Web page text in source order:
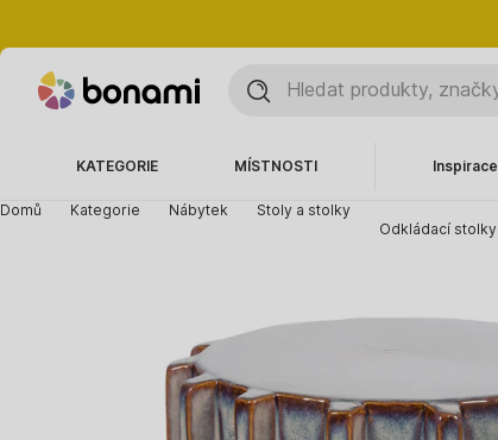
KATEGORIE MÍSTNOSTI Inspirace
Domů Kategorie Nábytek
Stoly a stolky
Odkládací stolky